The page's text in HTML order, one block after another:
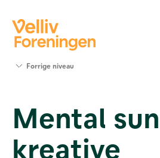
Værktøjer
og viden
Om Velliv
Foreningen
Forrige niveau
Mental
kreative